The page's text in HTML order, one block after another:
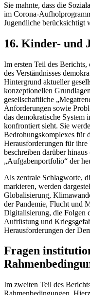
Sie mahnte, dass die
im Corona-
Jugendliche berücksichtigt
16. Kinder- und
Im ersten Teil des
des Verständnisses
Hintergrund aktueller
konzeptionellen
gesellschaftliche
Anforderungen sowie
das demokratische System
konfrontiert sieht. Sie
Bedrohungskomplexes für
Herausforderungen für
beschreiben darüber
„Aufgabenportfolio“ der
Als zentrale Schlagworte,
markieren, werden
Globalisierung,
der Pandemie, Flucht und
Digitalisierung, die Folgen
Aufrüstung und
Herausforderungen der
Fragen
Im zweiten Teil des